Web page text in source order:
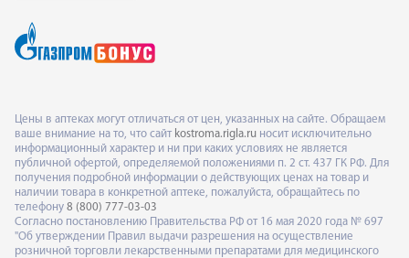
Цены в аптеках могут отличаться от цен, указанных на сайте. Обращаем
ваше внимание на то, что сайт kostroma.rigla.ru носит исключительно
информационный характер и ни при каких условиях не является
публичной офертой, определяемой положениями п. 2 ст. 437 ГК РФ. Для
получения подробной информации о действующих ценах на товар и
наличии товара в конкретной аптеке, пожалуйста, обращайтесь по
телефону 8 (800) 777-03-03
Согласно постановлению Правительства РФ от 16 мая 2020 года № 697
"Об утверждении Правил выдачи разрешения на осуществление
розничной торговли лекарственными препаратами для медицинского